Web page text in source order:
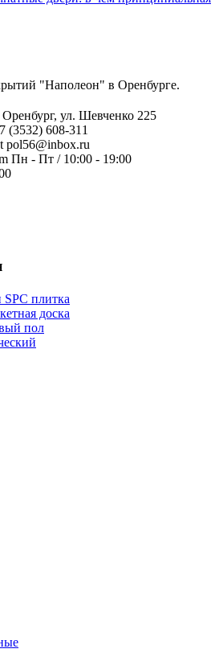
"Наполеон" в Оренбурге.
Оренбург, ул. Шевченко 225
(3532) 608-311
pol56@inbox.ru
Пн - Пт / 10:00 - 19:00
плитка
доска
пол